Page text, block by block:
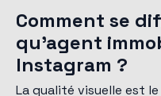
Comment se
qu'agent
Instagram ?
La qualité visuelle est